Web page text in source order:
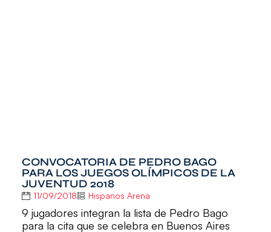
CONVOCATORIA DE PEDRO BAGO
PARA LOS JUEGOS OLÍMPICOS DE LA
JUVENTUD 2018
11/09/2018 Hispanos Arena
9 jugadores integran la lista de Pedro Bago
para la cita que se celebra en Buenos Aires